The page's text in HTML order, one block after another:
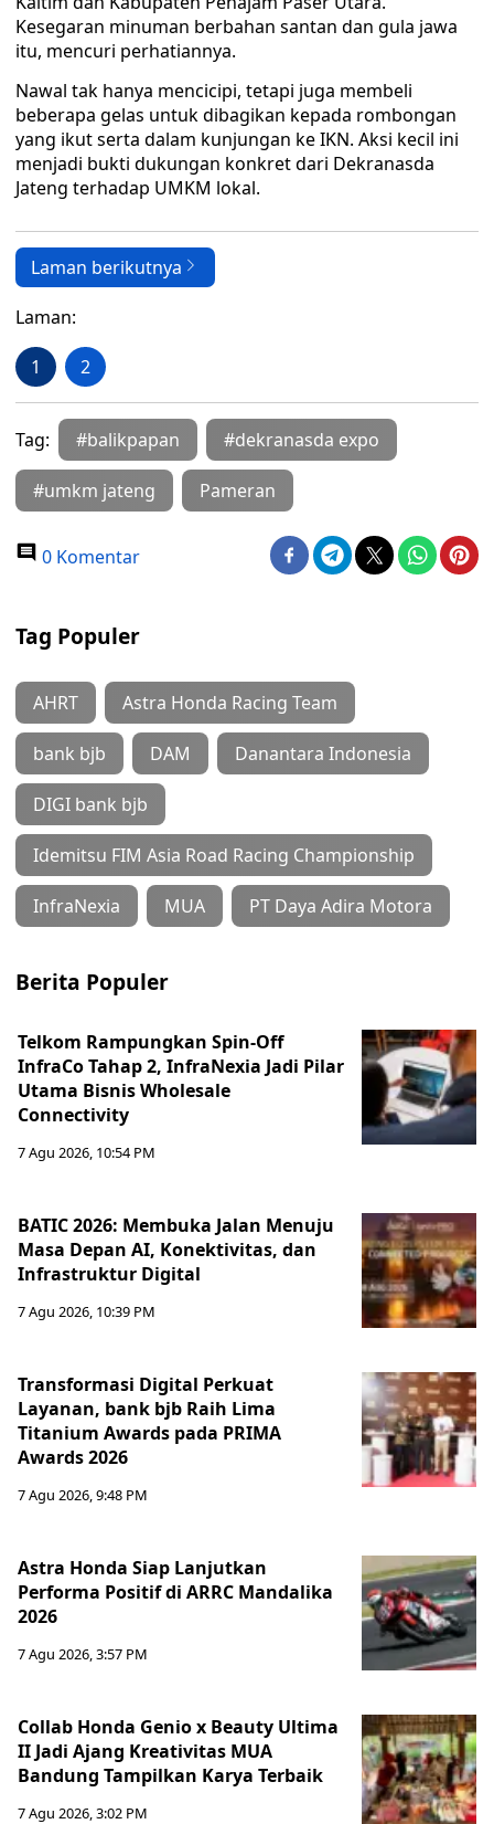
Kesegaran minuman berbahan santan dan gula jawa
itu, mencuri perhatiannya.
Nawal tak hanya mencicipi, tetapi juga membeli
beberapa gelas untuk dibagikan kepada rombongan
yang ikut serta dalam kunjungan ke IKN. Aksi kecil ini
menjadi bukti dukungan konkret dari Dekranasda
Jateng terhadap UMKM lokal.
Laman berikutnya
Laman:
1 2
Tag: #balikpapan #dekranasda expo
#umkm jateng Pameran
0 Komentar
Tag Populer
AHRT Astra Honda Racing Team
bank bjb DAM Danantara Indonesia
DIGI bank bjb
Idemitsu FIM Asia Road Racing Championship
InfraNexia MUA PT Daya Adira Motora
Berita Populer
Telkom Rampungkan Spin-Off
InfraCo Tahap 2, InfraNexia Jadi Pilar
Utama Bisnis Wholesale
Connectivity
7 Agu 2026, 10:54 PM
BATIC 2026: Membuka Jalan Menuju
Masa Depan AI, Konektivitas, dan
Infrastruktur Digital
7 Agu 2026, 10:39 PM
Transformasi Digital Perkuat
Layanan, bank bjb Raih Lima
Titanium Awards pada PRIMA
Awards 2026
7 Agu 2026, 9:48 PM
Astra Honda Siap Lanjutkan
Performa Positif di ARRC Mandalika
2026
7 Agu 2026, 3:57 PM
Collab Honda Genio x Beauty Ultima
II Jadi Ajang Kreativitas MUA
Bandung Tampilkan Karya Terbaik
7 Agu 2026, 3:02 PM